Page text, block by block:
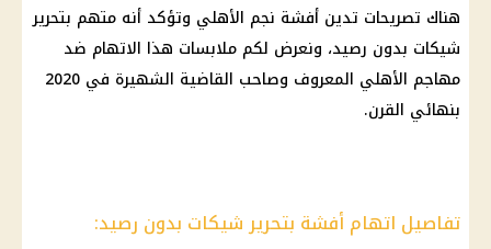
هناك تصريحات تدين أفشة نجم الأهلي وتؤكد أنه متهم بتحرير
شيكات بدون رصيد، ونعرض لكم ملابسات هذا الاتهام ضد
مهاجم الأهلي
المعروف وصاحب القاضية الشهيرة في 2020
بنهائي القرن.
تفاصيل اتهام أفشة بتحرير شيكات بدون رصيد: